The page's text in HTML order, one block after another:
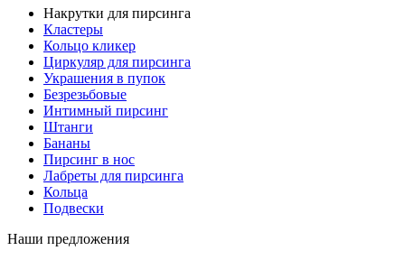
Накрутки для пирсинга
Кластеры
Кольцо кликер
Циркуляр для пирсинга
Украшения в пупок
Безрезьбовые
Интимный пирсинг
Штанги
Бананы
Пирсинг в нос
Лабреты для пирсинга
Кольца
Подвески
Наши предложения